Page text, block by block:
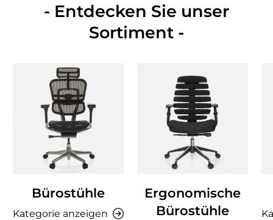
- Entdecken Sie unser
Sortiment -
Bürostühle
Kategorie anzeigen
Ergonomische
Bürostühle